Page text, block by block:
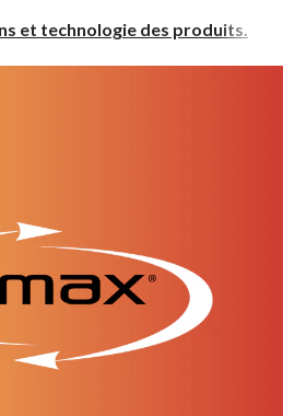
et technologie des produits.